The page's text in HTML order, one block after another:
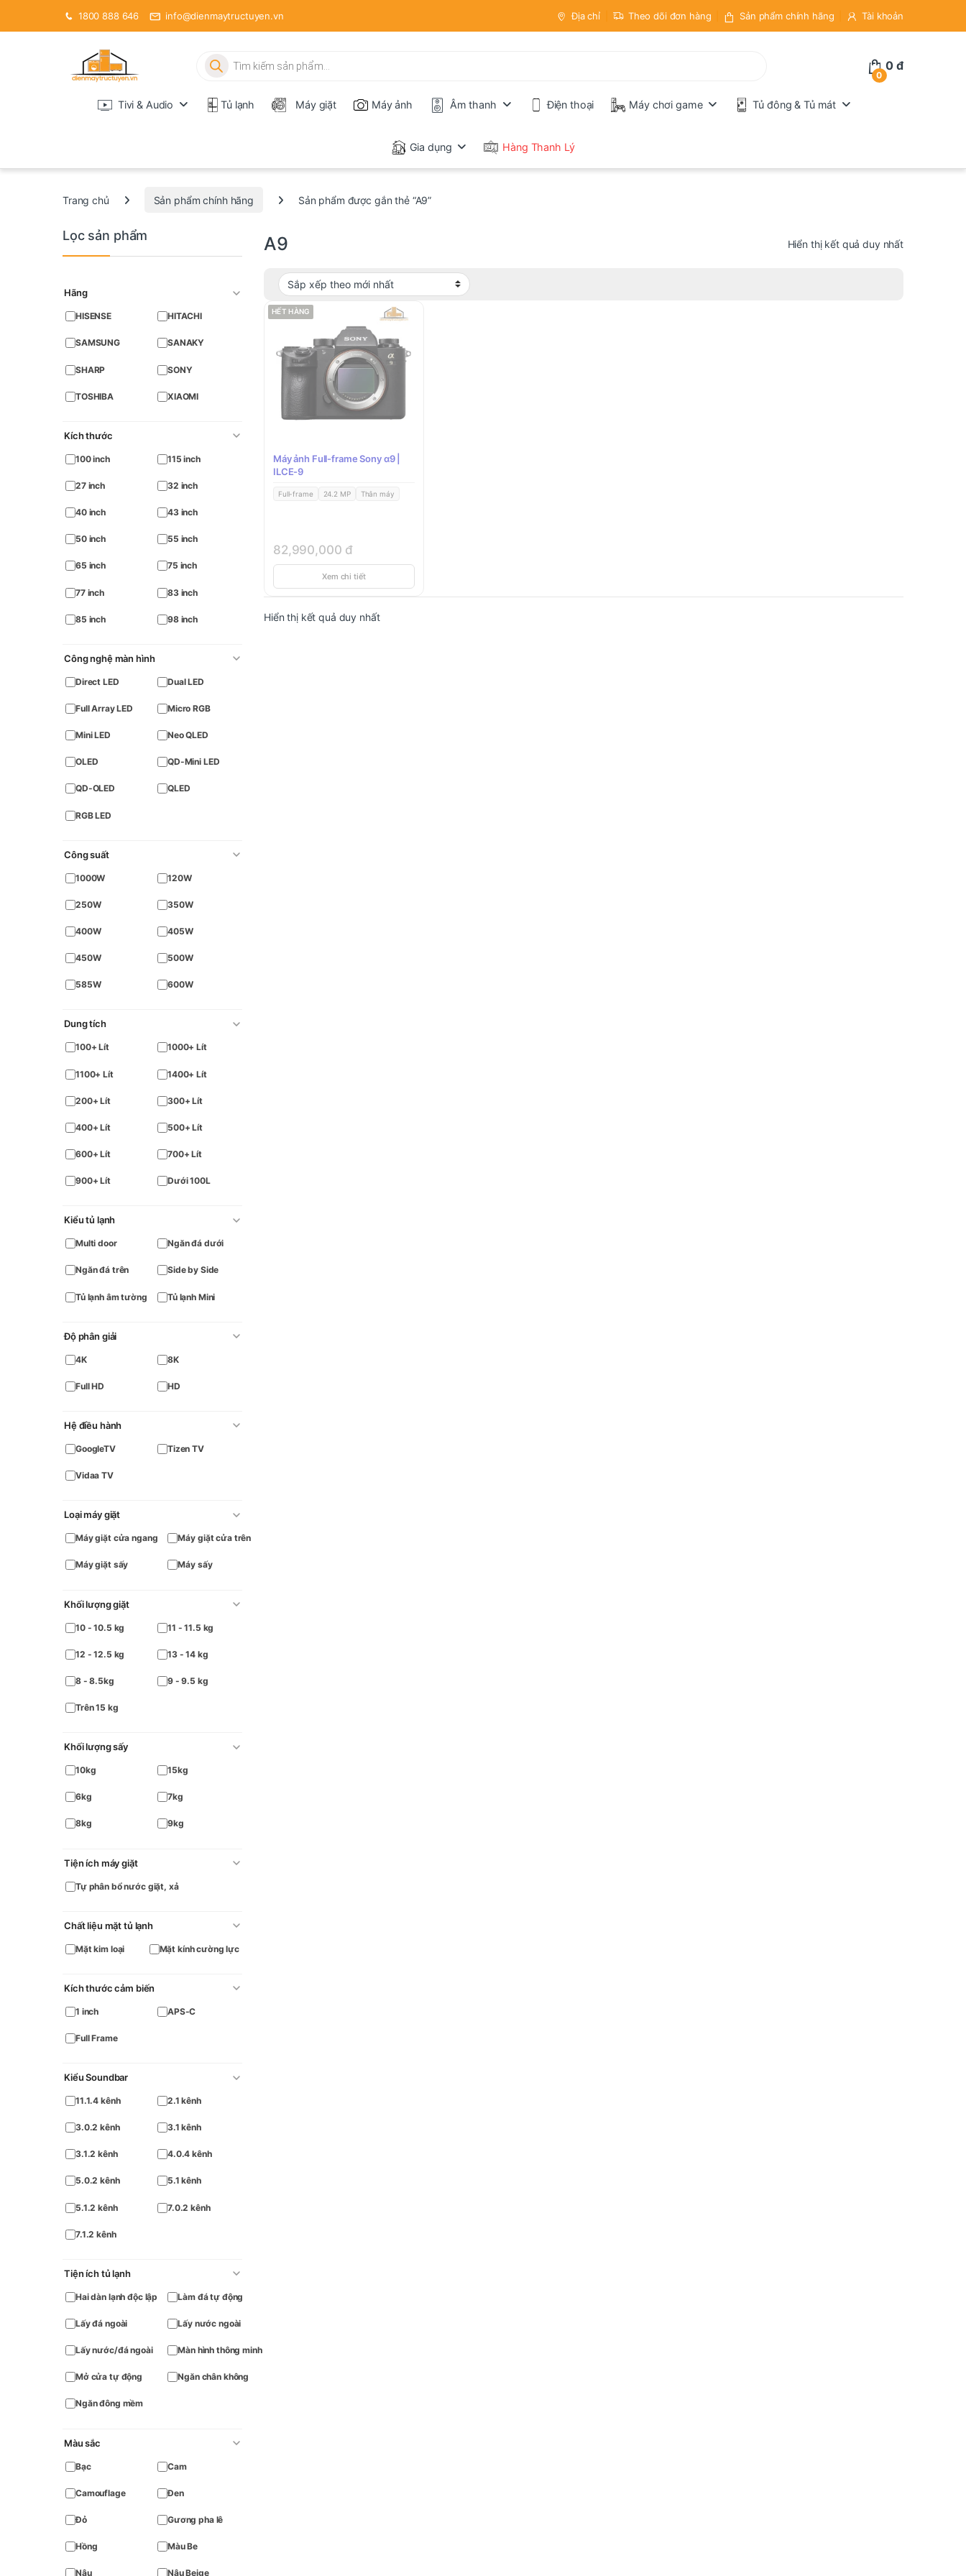
1800 888 646 info@dienmaytructuyen.vn Địa chỉ Theo dõi đơn hàng Sản phẩm chính hãng Tài khoản
Tìm kiếm sản phẩm
0
0đ
Tivi & Audio Tủ lạnh Máy giặt Máy ảnh Âm thanh Điện thoại Máy chơi game Tủ đông & Tủ mát
Gia dụng Hàng Thanh Lý
Trang chủ Sản phẩm chính hãng Sản phẩm được gắn thẻ “A9”
A9 Hiển thị kết quả duy nhất
HẾT HÀNG
Máy ảnh Full-frame Sony α9 |
ILCE-9
Full-frame 24.2 MP Thân máy
82,990,000 đ
Xem chi tiết
Hiển thị kết quả duy nhất
Lọc sản phẩm
Hãng
HISENSE HITACHI
SAMSUNG SANAKY
SHARP SONY
TOSHIBA XIAOMI
Kích thước
100 inch 115 inch
27 inch 32 inch
40 inch 43 inch
50 inch 55 inch
65 inch 75 inch
77 inch 83 inch
85 inch 98 inch
Công nghệ màn hình
Direct LED Dual LED
Full Array LED Micro RGB
Mini LED Neo QLED
OLED QD-Mini LED
QD-OLED QLED
RGB LED
Công suất
1000W 120W
250W 350W
400W 405W
450W 500W
585W 600W
Dung tích
100+ Lít 1000+ Lít
1100+ Lít 1400+ Lít
200+ Lít 300+ Lít
400+ Lít 500+ Lít
600+ Lít 700+ Lít
900+ Lít Dưới 100L
Kiểu tủ lạnh
Multi door Ngăn đá dưới
Ngăn đá trên Side by Side
Tủ lạnh âm tường Tủ lạnh Mini
Độ phân giải
4K 8K
Full HD HD
Hệ điều hành
GoogleTV Tizen TV
Vidaa TV
Loại máy giặt
Máy giặt cửa ngang Máy giặt cửa trên
Máy giặt sấy Máy sấy
Khối lượng giặt
10 - 10.5 kg 11 - 11.5 kg
12 - 12.5 kg 13 - 14 kg
8 - 8.5kg 9 - 9.5 kg
Trên 15 kg
Khối lượng sấy
10kg 15kg
6kg 7kg
8kg 9kg
Tiện ích máy giặt
Tự phân bổ nước giặt, xả
Chất liệu mặt tủ lạnh
Mặt kim loại Mặt kính cường lực
Kích thước cảm biến
1 inch APS-C
Full Frame
Kiểu Soundbar
11.1.4 kênh 2.1 kênh
3.0.2 kênh 3.1 kênh
3.1.2 kênh 4.0.4 kênh
5.0.2 kênh 5.1 kênh
5.1.2 kênh 7.0.2 kênh
7.1.2 kênh
Tiện ích tủ lạnh
Hai dàn lạnh độc lập Làm đá tự động
Lấy đá ngoài Lấy nước ngoài
Lấy nước/đá ngoài Màn hình thông minh
Mở cửa tự động Ngăn chân không
Ngăn đông mềm
Màu sắc
Bạc Cam
Camouflage Đen
Đỏ Gương pha lê
Hồng Màu Be
Nâu Nâu Beige